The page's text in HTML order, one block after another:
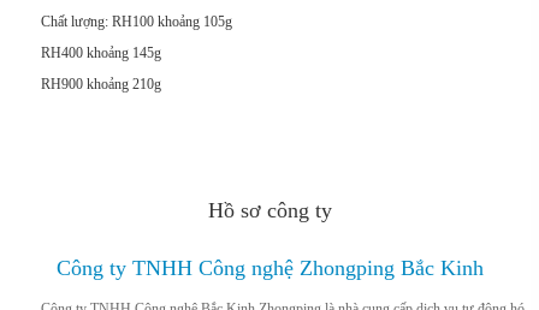
Chất lượng: RH100 khoảng 105g
RH400 khoảng 145g
RH900 khoảng 210g
Hồ sơ công ty
Công ty TNHH Công nghệ Zhongping Bắc Kinh